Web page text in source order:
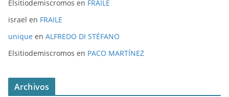
Elsitiodemiscromos en FRAILE
israel en FRAILE
unique en ALFREDO DI STÉFANO
Elsitiodemiscromos en PACO MARTÍNEZ
Archivos